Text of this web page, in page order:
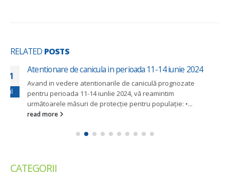
RELATED POSTS
Miercurea Alarmelor – Exercitiu ISU
Inspectoratul pentru Situații de Urgență „Bucovina” al
județului Suceava va organiza și desfășura în data de
01.03.2023, în intervalul 10.00...
read more
CATEGORII